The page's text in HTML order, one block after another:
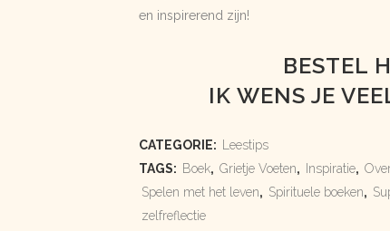
en inspirerend zijn!
BESTEL
IK WENS JE
CATEGORIE:
Leestips
TAGS: Boek, Grietje Voeten, Inspiratie,
Spelen met het leven, Spirituele boeken,
zelfreflectie